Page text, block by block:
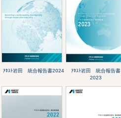
ｱﾈｽﾄ岩田 統合報告書2024
ｱﾈｽﾄ岩田 統合報告書
2023